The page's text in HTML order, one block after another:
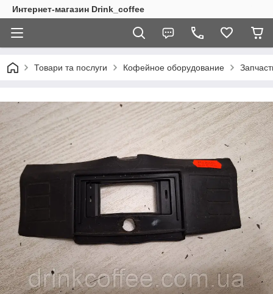
Интернет-магазин Drink_coffee
Товари та послуги Кофейное оборудование